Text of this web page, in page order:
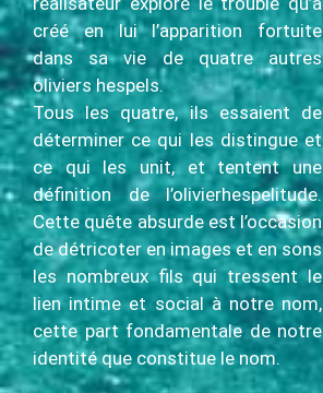
créé en lui l’apparition fortuite
dans sa vie de quatre autres
oliviers hespels.
Tous les quatre, ils essaient de
déterminer ce qui les distingue et
ce qui les unit, et tentent une
définition de l’olivierhespelitude.
Cette quête absurde est l’occasion
de détricoter en images et en sons
les nombreux fils qui tressent le
lien intime et social à notre nom,
cette part fondamentale de notre
identité que constitue le nom.